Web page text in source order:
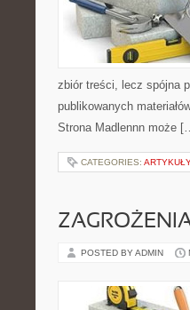
zbiór treści, lecz spójna
publikowanych
Strona Madlennn może
CATEGORIES:
POSTED BY ADMIN